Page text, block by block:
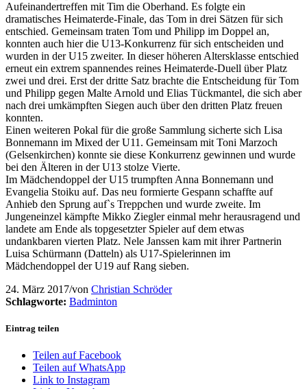
Aufeinandertreffen mit Tim die Oberhand. Es folgte ein
dramatisches Heimaterde-Finale, das Tom in drei Sätzen für sich
entschied. Gemeinsam traten Tom und Philipp im Doppel an,
konnten auch hier die U13-Konkurrenz für sich entscheiden und
wurden in der U15 zweiter. In dieser höheren Altersklasse entschied
erneut ein extrem spannendes reines Heimaterde-Duell über Platz
zwei und drei. Erst der dritte Satz brachte die Entscheidung für Tom
und Philipp gegen Malte Arnold und Elias Tückmantel, die sich aber
nach drei umkämpften Siegen auch über den dritten Platz freuen
konnten.
Einen weiteren Pokal für die große Sammlung sicherte sich Lisa
Bonnemann im Mixed der U11. Gemeinsam mit Toni Marzoch
(Gelsenkirchen) konnte sie diese Konkurrenz gewinnen und wurde
bei den Älteren in der U13 stolze Vierte.
Im Mädchendoppel der U15 trumpften Anna Bonnemann und
Evangelia Stoiku auf. Das neu formierte Gespann schaffte auf
Anhieb den Sprung auf`s Treppchen und wurde zweite. Im
Jungeneinzel kämpfte Mikko Ziegler einmal mehr herausragend und
landete am Ende als topgesetzter Spieler auf dem etwas
undankbaren vierten Platz. Nele Janssen kam mit ihrer Partnerin
Luisa Schürmann (Datteln) als U17-Spielerinnen im
Mädchendoppel der U19 auf Rang sieben.
24. März 2017/von Christian Schröder
Schlagworte: Badminton
Eintrag teilen
Teilen auf Facebook
Teilen auf WhatsApp
Link to Instagram